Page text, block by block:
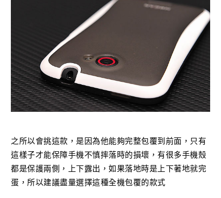
之所以會挑這款，是因為他能夠完整包覆到前面，只有
這樣子才能保障手機不慎摔落時的損壞，有很多手機殼
都是保護兩側，上下露出，如果落地時是上下著地就完
蛋，所以建議盡量選擇這種全機包覆的款式